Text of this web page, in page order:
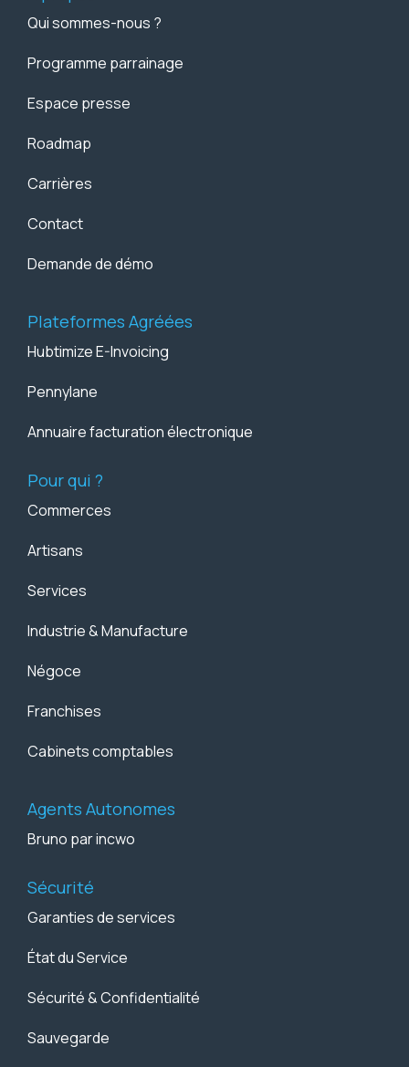
Qui sommes-nous ?
Programme parrainage
Espace presse
Roadmap
Carrières
Contact
Demande de démo
Plateformes Agréées
Hubtimize E-Invoicing
Pennylane
Annuaire facturation électronique
Pour qui ?
Commerces
Artisans
Services
Industrie & Manufacture
Négoce
Franchises
Cabinets comptables
Agents Autonomes
Bruno par incwo
Sécurité
Garanties de services
État du Service
Sécurité & Confidentialité
Sauvegarde